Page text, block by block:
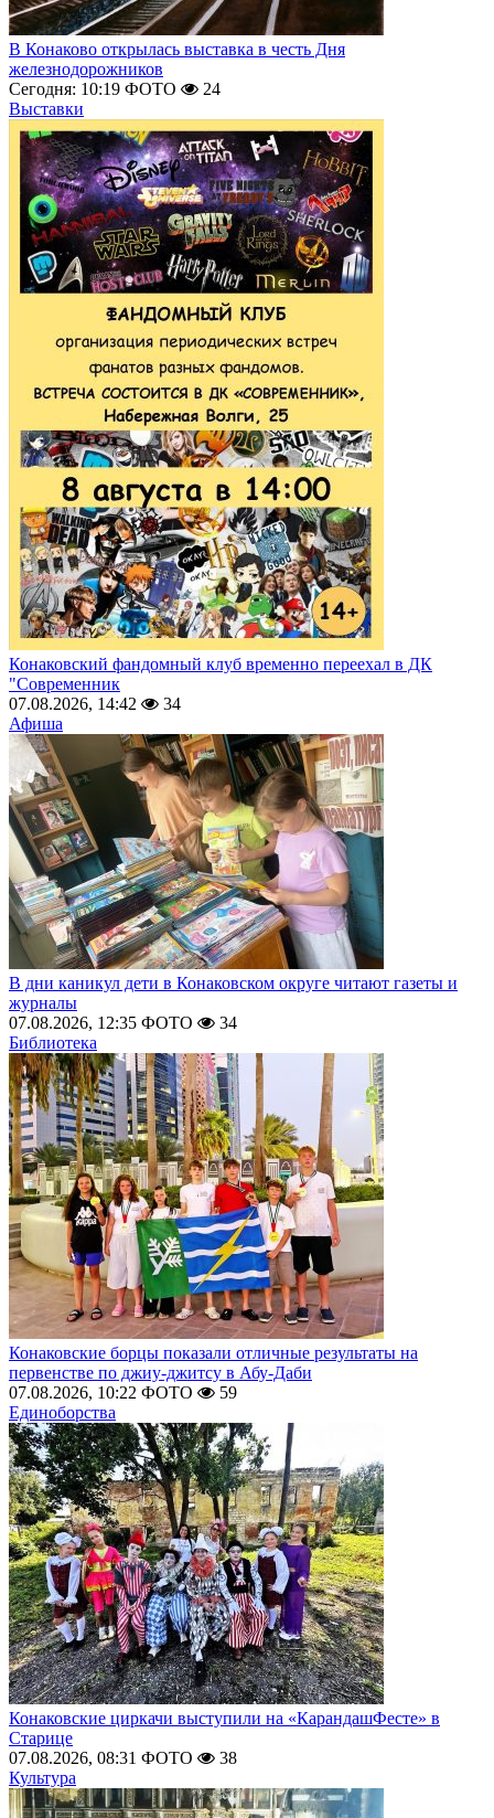
В Конаково открылась выставка в честь Дня
железнодорожников
Сегодня: 10:19 ФОТО
24
Выставки
Конаковский фандомный клуб временно переехал в ДК
"Современник
07.08.2026, 14:42
34
Афиша
В дни каникул дети в Конаковском округе читают газеты и
журналы
07.08.2026, 12:35 ФОТО
34
Библиотека
Конаковские борцы показали отличные результаты на
первенстве по джиу-джитсу в Абу-Даби
07.08.2026, 10:22 ФОТО
59
Единоборства
Конаковские циркачи выступили на «КарандашФесте» в
Старице
07.08.2026, 08:31 ФОТО
38
Культура